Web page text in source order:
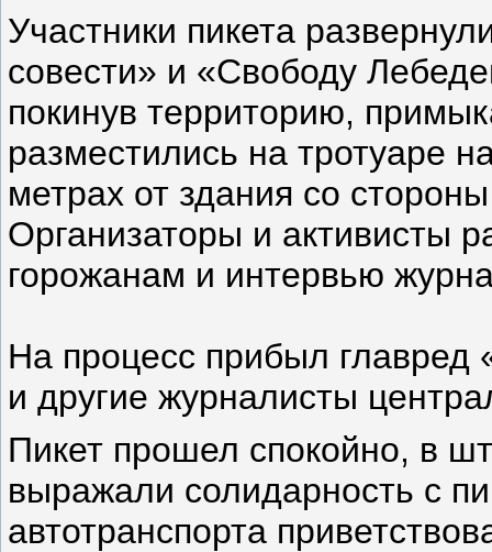
Участники пикета
совести» и «Свободу
покинув территорию,
разместились на тротуаре
метрах от здания со
Организаторы и активисты
горожанам и интервью
На процесс прибыл главред
и другие журналисты
Пикет прошел спокойно, в
выражали солидарность с
автотранспорта